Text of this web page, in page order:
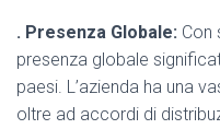
. Presenza Globale: Con
presenza globale
paesi. L’azienda ha una
oltre ad accordi di